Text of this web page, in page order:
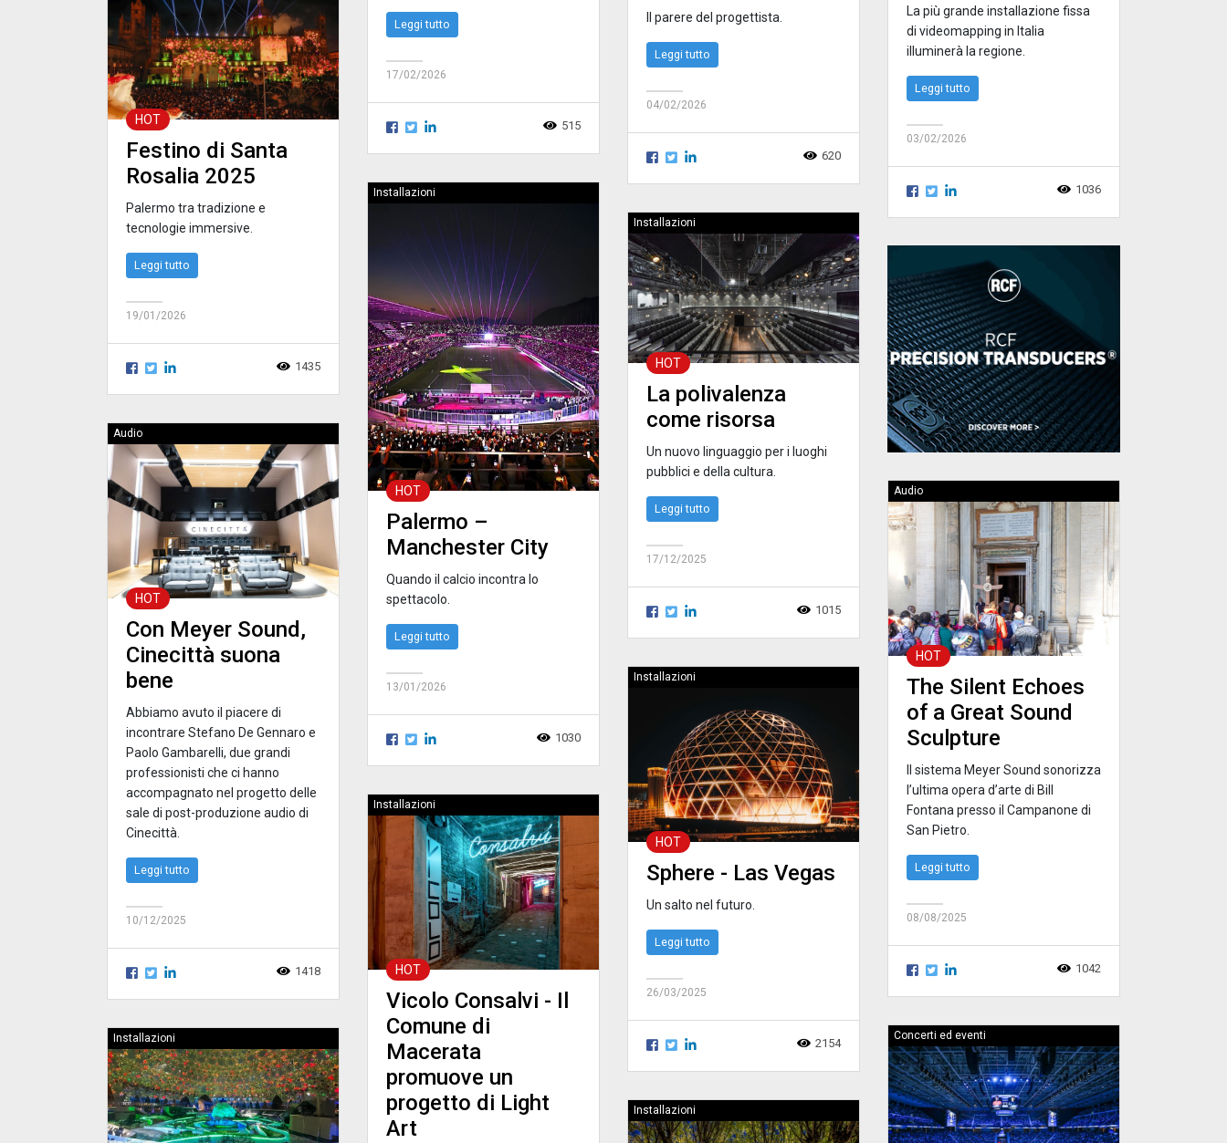
Leggi tutto
17/02/2026
515
Il parere del progettista.
Leggi tutto
04/02/2026
620
La più grande installazione fissa
di videomapping in Italia
illuminerà la regione.
Leggi tutto
03/02/2026
1036
HOT
Festino di Santa
Rosalia 2025
Palermo tra tradizione e
tecnologie immersive.
Leggi tutto
19/01/2026
1435
Installazioni
HOT
Palermo –
Manchester City
Quando il calcio incontra lo
spettacolo.
Leggi tutto
13/01/2026
1030
Installazioni
HOT
La polivalenza
come risorsa
Un nuovo linguaggio per i luoghi
pubblici e della cultura.
Leggi tutto
17/12/2025
1015
Audio
HOT
Con Meyer Sound,
Cinecittà suona
bene
Abbiamo avuto il piacere di
incontrare Stefano De Gennaro e
Paolo Gambarelli, due grandi
professionisti che ci hanno
accompagnato nel progetto delle
sale di post-produzione audio di
Cinecittà.
Leggi tutto
10/12/2025
1418
Audio
HOT
The Silent Echoes
of a Great Sound
Sculpture
Il sistema Meyer Sound sonorizza
l’ultima opera d’arte di Bill
Fontana presso il Campanone di
San Pietro.
Leggi tutto
08/08/2025
1042
Installazioni
HOT
Sphere - Las Vegas
Un salto nel futuro.
Leggi tutto
26/03/2025
2154
Installazioni
HOT
Vicolo Consalvi - Il
Comune di
Macerata
promuove un
progetto di Light
Art
Concerti ed eventi
Installazioni
Installazioni